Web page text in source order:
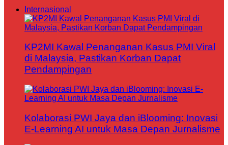
Internasional
KP2MI Kawal Penanganan Kasus PMI Viral
di Malaysia, Pastikan Korban Dapat
Pendampingan
Kolaborasi PWI Jaya dan iBlooming: Inovasi
E-Learning AI untuk Masa Depan Jurnalisme